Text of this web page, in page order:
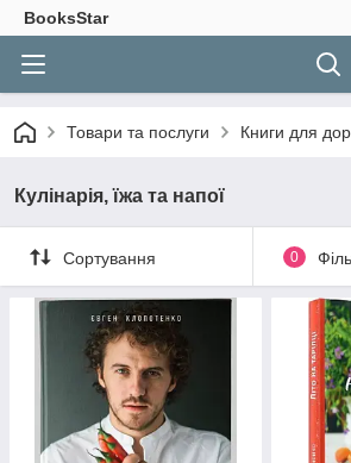
BooksStar
Товари та послуги Книги для
Кулінарія, їжа та напої
Сортування 0